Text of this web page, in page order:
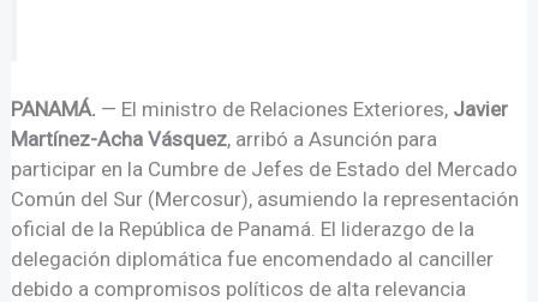
PANAMÁ. — El ministro de Relaciones Exteriores, Javier
Martínez-Acha Vásquez, arribó a Asunción para
participar en la Cumbre de Jefes de Estado del Mercado
Común del Sur (Mercosur), asumiendo la representación
oficial de la República de Panamá. El liderazgo de la
delegación diplomática fue encomendado al canciller
debido a compromisos políticos de alta relevancia